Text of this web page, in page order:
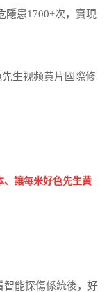
患1700+次，實現
生视频黄片國際修
、讓每米好色先生黄
能探傷係統後，好